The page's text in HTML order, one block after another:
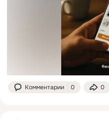
Комментарии 0 0